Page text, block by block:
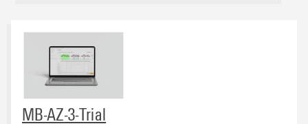
MB-AZ-3-Trial